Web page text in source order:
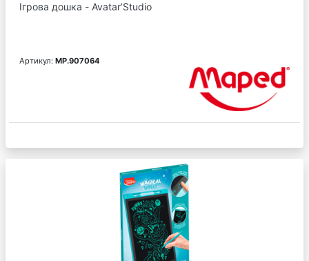
Ігрова дошка - Avatar’Studio
Артикул: MP.907064